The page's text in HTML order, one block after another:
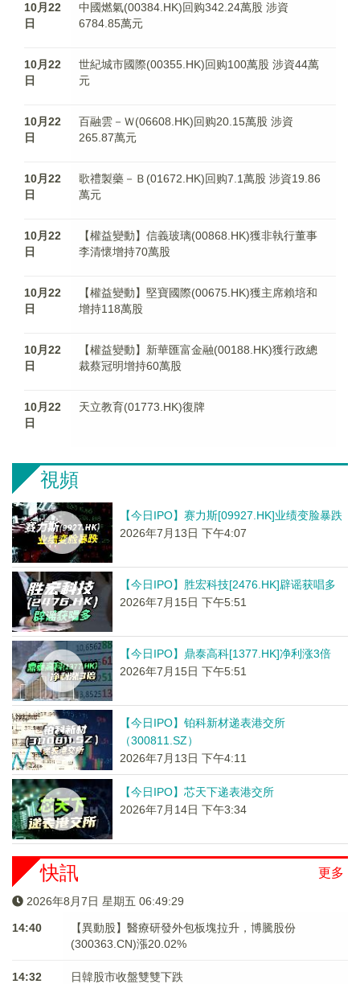
10月22
日
中國燃氣(00384.HK)回购342.24萬股 涉資
6784.85萬元
10月22
日
世紀城市國際(00355.HK)回购100萬股 涉資44萬
元
10月22
日
百融雲－Ｗ(06608.HK)回购20.15萬股 涉資
265.87萬元
10月22
日
歌禮製藥－Ｂ(01672.HK)回购7.1萬股 涉資19.86
萬元
10月22
日
【權益變動】信義玻璃(00868.HK)獲非執行董事
李清懷增持70萬股
10月22
日
【權益變動】堅寶國際(00675.HK)獲主席賴培和
增持118萬股
10月22
日
【權益變動】新華匯富金融(00188.HK)獲行政總
裁蔡冠明增持60萬股
10月22
日
天立教育(01773.HK)復牌
視頻
【今日IPO】赛力斯[09927.HK]业绩变脸暴跌
2026年7月13日 下午4:07
【今日IPO】胜宏科技[2476.HK]辟谣获唱多
2026年7月15日 下午5:51
【今日IPO】鼎泰高科[1377.HK]净利涨3倍
2026年7月15日 下午5:51
【今日IPO】铂科新材递表港交所
（300811.SZ）
2026年7月13日 下午4:11
【今日IPO】芯天下递表港交所
2026年7月14日 下午3:34
更多
快訊
2026年8月7日 星期五 06:49:29
14:40
【異動股】醫療研發外包板塊拉升，博騰股份
(300363.CN)漲20.02%
14:32 日韓股市收盤雙雙下跌